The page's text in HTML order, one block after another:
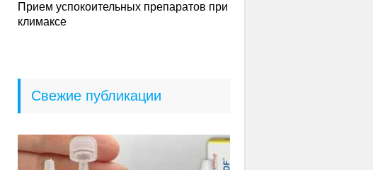
Прием успокоительных препаратов при
климаксе
Свежие публикации